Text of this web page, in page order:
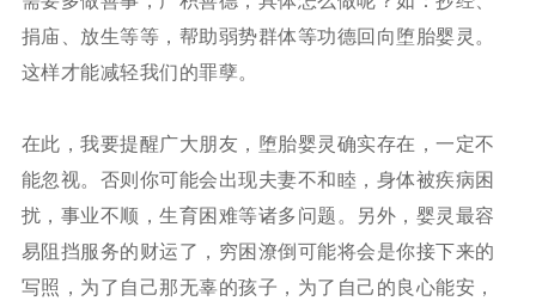
捐庙、放生等等，帮助弱势群体等功德回向堕胎婴灵。
这样才能减轻我们的罪孽。
在此，我要提醒广大朋友，堕胎婴灵确实存在，一定不
能忽视。否则你可能会出现夫妻不和睦，身体被疾病困
扰，事业不顺，生育困难等诸多问题。另外，婴灵最容
易阻挡服务的财运了，穷困潦倒可能将会是你接下来的
写照，为了自己那无辜的孩子，为了自己的良心能安，